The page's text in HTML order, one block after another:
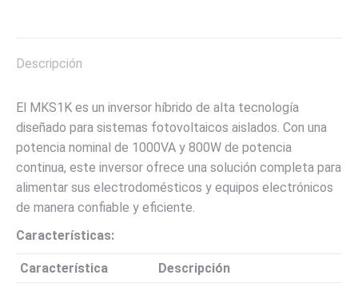
Descripción
El MKS1K es un inversor híbrido de alta tecnología
diseñado para sistemas fotovoltaicos aislados. Con una
potencia nominal de 1000VA y 800W de potencia
continua, este inversor ofrece una solución completa para
alimentar sus electrodomésticos y equipos electrónicos
de manera confiable y eficiente.
Características:
Característica
Descripción